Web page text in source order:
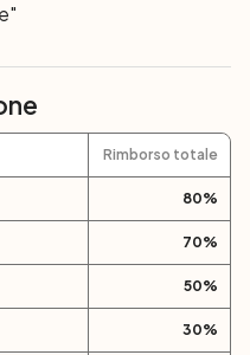
Rimborso totale
80%
70%
50%
30%